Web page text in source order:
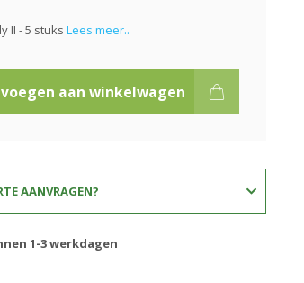
II - 5 stuks Lees meer..
aan winkelwagen
AANVRAGEN?
1-3 werkdagen